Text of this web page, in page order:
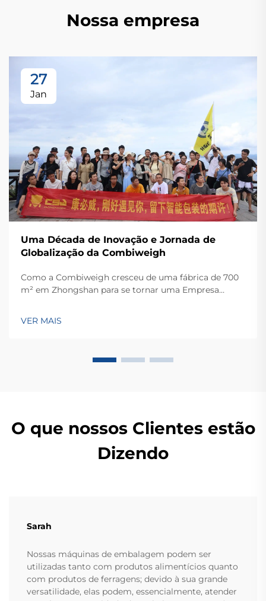
Nossa empresa
27
Jan
Uma Década de Inovação e Jornada de
Globalização da Combiweigh
Como a Combiweigh cresceu de uma fábrica de 700
m² em Zhongshan para se tornar uma Empresa
pesagem — solicite ainda hoje uma consulta global
VER MAIS
O que nossos Clientes estão
Dizendo
Sarah
Nossas máquinas de embalagem podem ser
utilizadas tanto com produtos alimentícios quanto
com produtos de ferragens; devido à sua grande
versatilidade, elas podem, essencialmente, atender